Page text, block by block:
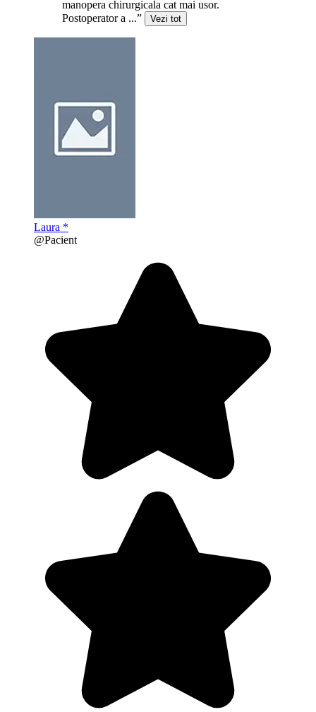
manopera chirurgicala cat mai usor.
Postoperator a ...”
Vezi tot
Laura *
@Pacient